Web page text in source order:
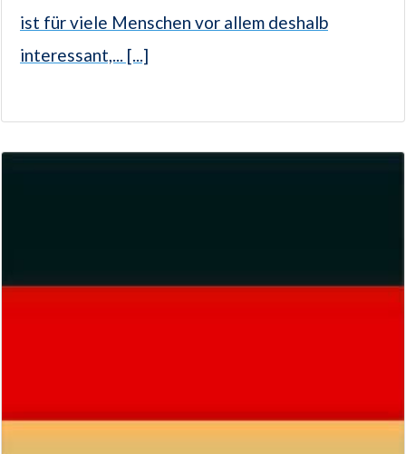
ist für viele Menschen vor allem deshalb
interessant,... [...]